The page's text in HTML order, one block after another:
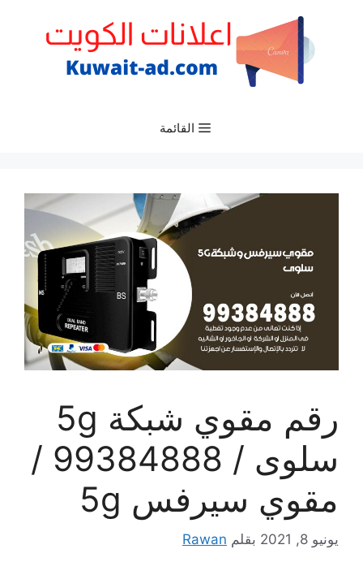
القائمة
رقم مقوي شبكة 5g
سلوى / 99384888 /
مقوي سيرفس 5g
يونيو 8, 2021 بقلم Rawan